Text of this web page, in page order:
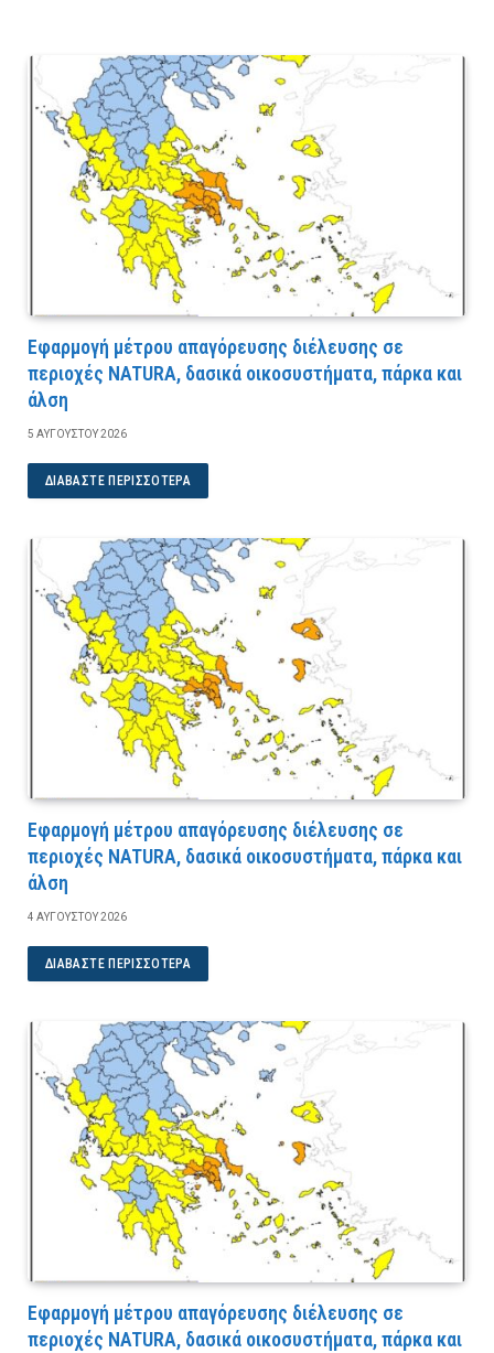
Εφαρμογή μέτρου απαγόρευσης διέλευσης σε
περιοχές NATURA, δασικά οικοσυστήματα, πάρκα και
άλση
5 ΑΥΓΟΎΣΤΟΥ 2026
ΔΙΑΒΆΣΤΕ ΠΕΡΙΣΣΌΤΕΡΑ
Εφαρμογή μέτρου απαγόρευσης διέλευσης σε
περιοχές NATURA, δασικά οικοσυστήματα, πάρκα και
άλση
4 ΑΥΓΟΎΣΤΟΥ 2026
ΔΙΑΒΆΣΤΕ ΠΕΡΙΣΣΌΤΕΡΑ
Εφαρμογή μέτρου απαγόρευσης διέλευσης σε
περιοχές NATURA, δασικά οικοσυστήματα, πάρκα και